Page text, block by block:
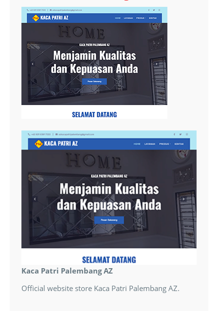
Kaca Patri Palembang AZ
Official website store Kaca Patri Palembang AZ.